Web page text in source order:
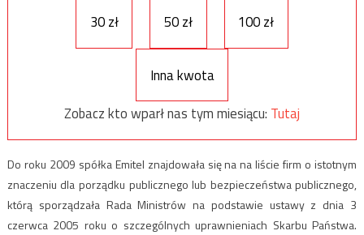
30 zł 50 zł 100 zł
Inna kwota
Zobacz kto wparł nas tym miesiącu: Tutaj
Do roku 2009 spółka Emitel znajdowała się na na liście firm o istotnym
znaczeniu dla porządku publicznego lub bezpieczeństwa publicznego,
którą sporządzała Rada Ministrów na podstawie ustawy z dnia 3
czerwca 2005 roku o szczególnych uprawnieniach Skarbu Państwa.